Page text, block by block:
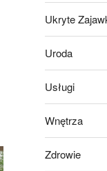
Ukryte
Uroda
Usługi
Wnętrza
Zdrowie